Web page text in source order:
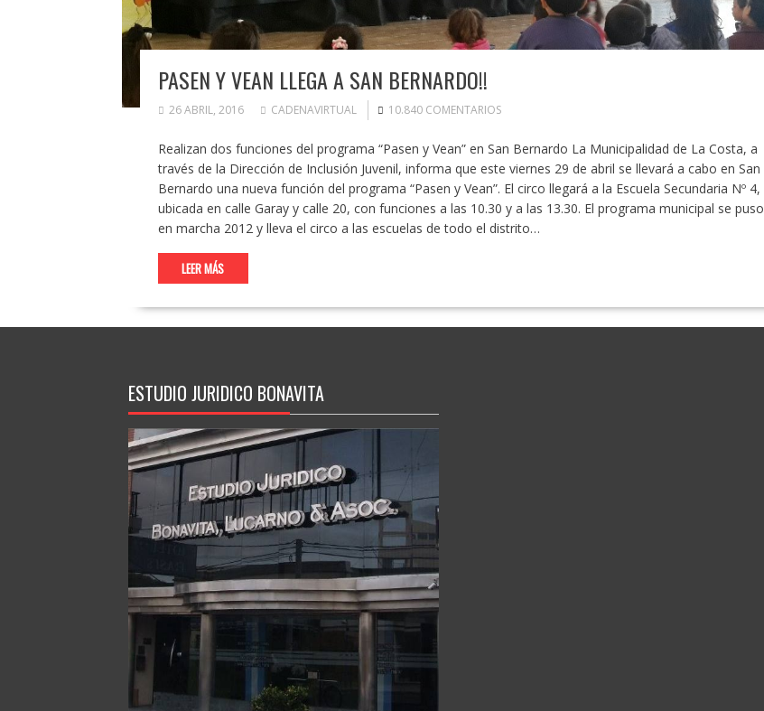
PASEN Y VEAN LLEGA A SAN BERNARDO!!
26 ABRIL, 2016 CADENAVIRTUAL 10.840 COMENTARIOS
Realizan dos funciones del programa “Pasen y Vean” en San Bernardo La Municipalidad de La Costa, a
través de la Dirección de Inclusión Juvenil, informa que este viernes 29 de abril se llevará a cabo en San
Bernardo una nueva función del programa “Pasen y Vean”. El circo llegará a la Escuela Secundaria Nº 4,
ubicada en calle Garay y calle 20, con funciones a las 10.30 y a las 13.30. El programa municipal se puso
en marcha 2012 y lleva el circo a las escuelas de todo el distrito…
LEER MÁS
ESTUDIO JURIDICO BONAVITA